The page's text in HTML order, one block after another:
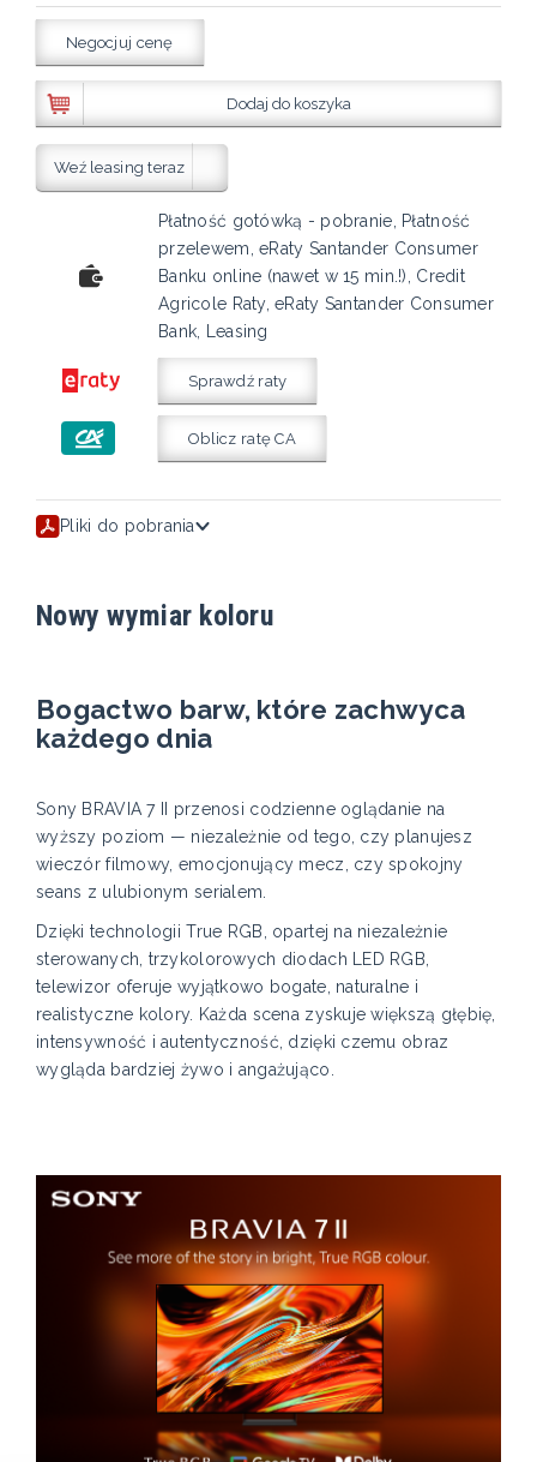
Negocjuj cenę
Dodaj do koszyka
Weź leasing teraz
Płatność gotówką - pobranie, Płatność
przelewem, eRaty Santander Consumer
Banku online (nawet w 15 min.!), Credit
Agricole Raty, eRaty Santander Consumer
Bank, Leasing
Sprawdź raty
Oblicz ratę CA
Pliki do pobrania
Nowy wymiar koloru
Bogactwo barw, które zachwyca
każdego dnia
Sony BRAVIA 7 II przenosi codzienne oglądanie na
wyższy poziom — niezależnie od tego, czy planujesz
wieczór filmowy, emocjonujący mecz, czy spokojny
seans z ulubionym serialem.
Dzięki technologii True RGB, opartej na niezależnie
sterowanych, trzykolorowych diodach LED RGB,
telewizor oferuje wyjątkowo bogate, naturalne i
realistyczne kolory. Każda scena zyskuje większą głębię,
intensywność i autentyczność, dzięki czemu obraz
wygląda bardziej żywo i angażująco.